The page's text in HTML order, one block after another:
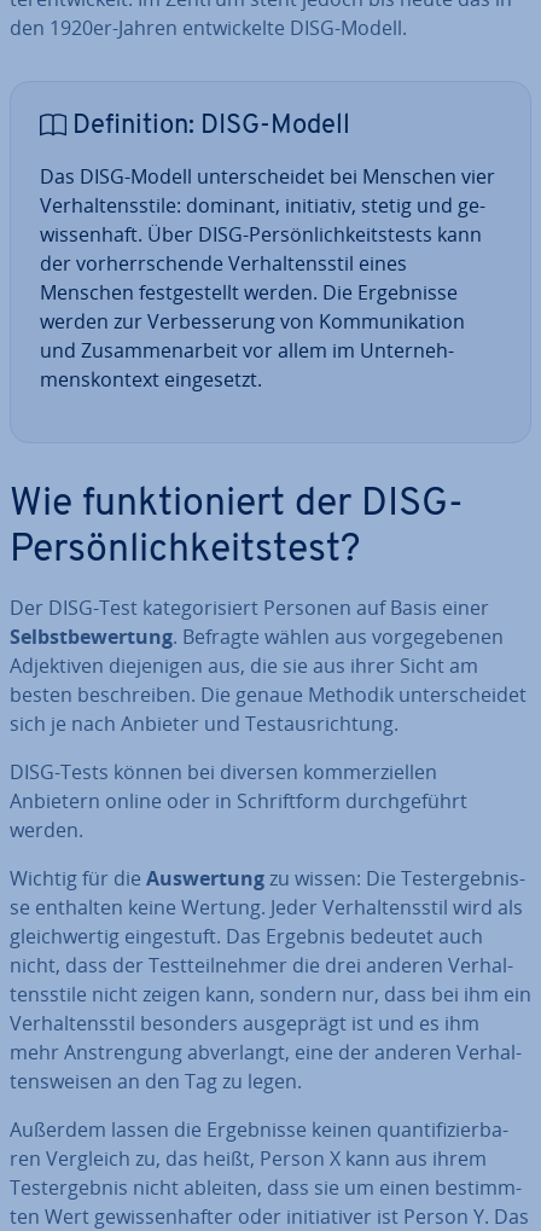
den 1920er-Jahren ent­wi­ckel­te DISG-Modell.
De­fi­ni­ti­on: DISG-Modell
Das DISG-Modell un­ter­schei­det bei Menschen vier
Ver­hal­tens­sti­le: dominant, initiativ, stetig und ge­
wis­sen­haft. Über DISG-Per­sön­lich­keits­tests kann
der vor­herr­schen­de Ver­hal­tens­stil eines
Menschen fest­ge­stellt werden. Die Er­geb­nis­se
werden zur Ver­bes­se­rung von Kom­mu­ni­ka­ti­on
und Zu­sam­men­ar­beit vor allem im Un­ter­neh­
mens­kon­text ein­ge­setzt.
Wie funk­tio­niert der DISG-
Per­sön­lich­keits­test?
Der DISG-Test ka­te­go­ri­siert Personen auf Basis einer
Selbst­be­wer­tung. Befragte wählen aus vor­ge­ge­be­nen
Ad­jek­ti­ven die­je­ni­gen aus, die sie aus ihrer Sicht am
besten be­schrei­ben. Die genaue Methodik un­ter­schei­det
sich je nach Anbieter und Test­aus­rich­tung.
DISG-Tests können bei diversen kom­mer­zi­el­len
Anbietern online oder in Schrift­form durch­ge­führt
werden.
Wichtig für die Aus­wer­tungzu wissen: Die Test­ergeb­nis­
se enthalten keine Wertung. Jeder Ver­hal­tens­stil wird als
gleich­wer­tig ein­ge­stuft. Das Ergebnis bedeutet auch
nicht, dass der Test­teil­neh­mer die drei anderen Ver­hal­
tens­sti­le nicht zeigen kann, sondern nur, dass bei ihm ein
Ver­hal­tens­stil besonders aus­ge­prägt ist und es ihm
mehr An­stren­gung ab­ver­langt, eine der anderen Ver­hal­
tens­wei­sen an den Tag zu legen.
Außerdem lassen die Er­geb­nis­se keinen quan­ti­fi­zier­ba­
ren Vergleich zu, das heißt, Person X kann aus ihrem
Test­ergeb­nis nicht ableiten, dass sie um einen be­stimm­
ten Wert ge­wis­sen­haf­ter oder in­itia­ti­ver ist Person Y. Das